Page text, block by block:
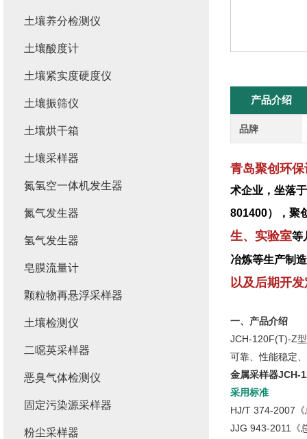
产品介绍
品牌
青岛聚创环
术企业，坐落
801400），聚
生、实验室等
冶炼等生产制
以及后期开
一、产品介绍
JCH-120F(T)-Z
可靠、性能稳定
金属采样器JCH-
采用标准
HJ/T 374-2007
JJG 943-2011《
土壤养分检测仪
土壤酸度计
土壤紧实度硬度仪
土壤振筛仪
土壤烘干箱
土壤采样器
氮氢空一体机发生器
氮气发生器
氢气发生器
皂膜流量计
颗粒物再悬浮采样器
土壤检测仪
二噁英采样器
恶臭气体检测仪
固定污染源采样器
粉尘采样器